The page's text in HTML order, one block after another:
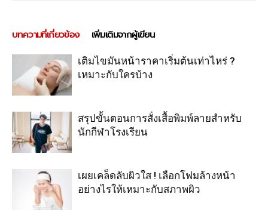
บทความที่เกี่ยวข้อง เพิ่มเติมจากผู้เขียน
เติมไขมันหน้าราคาเริ่มต้นเท่าไหร่ ?
เหมาะกับใครบ้าง
สรุปขั้นตอนการสั่งเสื้อพิมพ์ลายสำหรับ
นักกีฬาโรงเรียน
เผยเคล็ดลับผิวใส ! เลือกโฟมล้างหน้า
อย่างไรให้เหมาะกับสภาพผิว